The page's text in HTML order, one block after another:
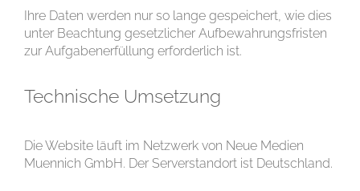
Ihre Daten werden nur so lange gespeichert, wie dies
unter Beachtung gesetzlicher Aufbewahrungsfristen
zur Aufgabenerfüllung erforderlich ist.
Technische Umsetzung
Die Website läuft im Netzwerk von Neue Medien
Muennich GmbH. Der Serverstandort ist Deutschland.